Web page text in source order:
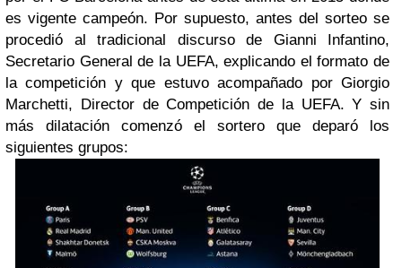
es vigente campeón. Por supuesto, antes del sorteo se
procedió al tradicional discurso de Gianni Infantino,
Secretario General de la UEFA, explicando el formato de
la competición y que estuvo acompañado por Giorgio
Marchetti, Director de Competición de la UEFA. Y sin
más dilatación comenzó el sortero que deparó los
siguientes grupos: